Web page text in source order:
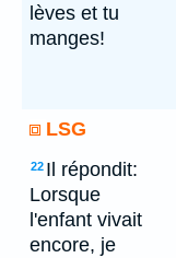
lèves et tu
manges!
LSG
22 Il répondit:
Lorsque
l'enfant vivait
encore, je